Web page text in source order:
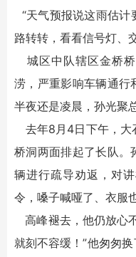
“天气预报说这雨估
路转转，看看信号灯、
城区中队辖区金桥
涝，严重影响车辆通行
半夜还是凌晨，孙光聚
去年8月4日下午，大
桥洞两面排起了长队。
辆进行疏导劝返，对
令，嗓子喊哑了、衣服
高峰褪去，他仍放心
就刻不容缓！”他匆匆